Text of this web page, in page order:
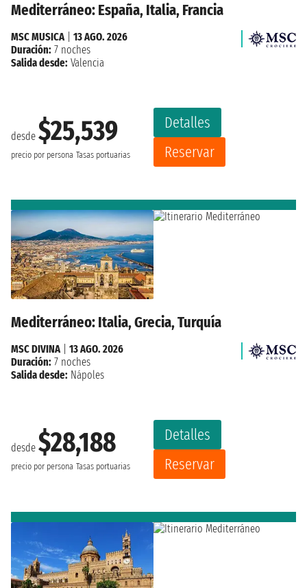
Mediterráneo: España, Italia, Francia
desde $25,539
precio por persona Tasas portuarias
Detalles
Reservar
MSC MUSICA| 13 AGO. 2026
Duración: 7 noches
Salida desde: Valencia
Mediterráneo: Italia, Grecia, Turquía
desde $28,188
precio por persona Tasas portuarias
Detalles
Reservar
MSC DIVINA
13 AGO. 2026
Duración: 7 noches
Salida desde: Nápoles